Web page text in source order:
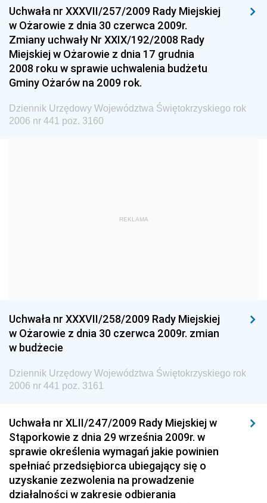
Dziennik Urzędowy Głównego Urzędu Miar
Dziennik Urzędowy Ministra Rolnictwa i Rozwoju Wsi
Dziennik Urzędowy Ministra Edukacji Narodowej i
Sportu
Dziennik Urzędowy Ministra Edukacji i Nauki
Dziennik Urzędowy Ministra Edukacji Narodowej
Dziennik Urzędowy Ministra Gospodarki Morskiej
Dziennik Urzędowy Ministra Kultury i Dziedzictwa
Dziennik Urzędowy Ministra Pracy i Polityki
Społecznej
Dziennik Urzędowy Urzędu Lotnictwa Cywilnego
Dziennik Urzędowy Ministerstwa Hutnictwa i
Przemysłu Maszynowego
Dziennik Urzędowy Ministerstwa Zdrowia i Opieki
Społecznej
Dziennik Urzędowy Ministerstwa Rolnictwa, Leśnictwa
Uchwała nr XXXVII/257/2009 Rady Miejskiej
w Ożarowie z dnia 30 czerwca 2009r.
Zmiany uchwały Nr XXIX/192/2008 Rady
Miejskiej w Ożarowie z dnia 17 grudnia
2008 roku w sprawie uchwalenia budżetu
Gminy Ożarów na 2009 rok.
Dziennik Urzędowy Województwa Świętokrzyskiego rok
2006 nr 441 poz. 3160
REKLAMA
Uchwała nr XXXVII/258/2009 Rady Miejskiej
w Ożarowie z dnia 30 czerwca 2009r. zmian
w budżecie
Dziennik Urzędowy Województwa Świętokrzyskiego rok
2006 nr 441 poz. 3161
Uchwała nr XLII/247/2009 Rady Miejskiej w
Stąporkowie z dnia 29 września 2009r. w
sprawie określenia wymagań jakie powinien
spełniać przedsiębiorca ubiegający się o
uzyskanie zezwolenia na prowadzenie
działalności w zakresie odbierania